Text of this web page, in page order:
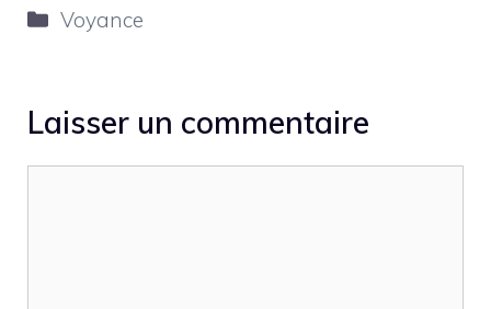
Catégories
Voyance
Laisser un commentaire